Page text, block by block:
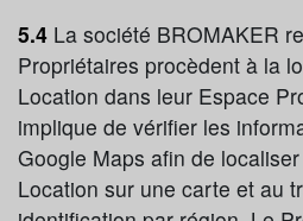
5.4 La société BROMAKER
Propriétaires procèdent à la
Location dans leur Espace
implique de vérifier les
Google Maps afin de
Location sur une carte et au